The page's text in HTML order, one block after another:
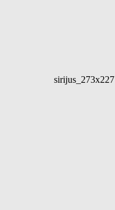
sirijus_273x227